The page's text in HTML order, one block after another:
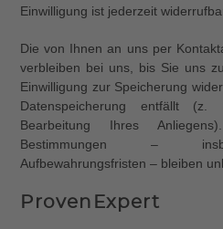
Einwilligung ist jederzeit
Die von Ihnen an uns per
verbleiben bei uns, bis Sie uns
Einwilligung zur Speicherung
Datenspeicherung entfällt (z.
Bearbeitung Ihres
Bestimmungen –
Aufbewahrungsfristen – bleiben
ProvenExpert